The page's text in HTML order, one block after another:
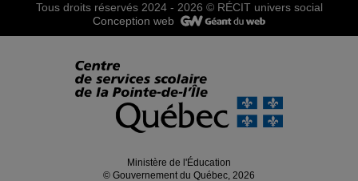
Tous droits réservés 2024 - 2026 © RÉCIT univers social
Conception web
Ministère de l'Éducation
© Gouvernement du Québec, 2026